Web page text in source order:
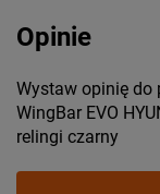
Opinie
Wystaw opinię do
WingBar EVO
relingi czarny